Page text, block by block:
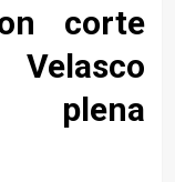
corte
plena